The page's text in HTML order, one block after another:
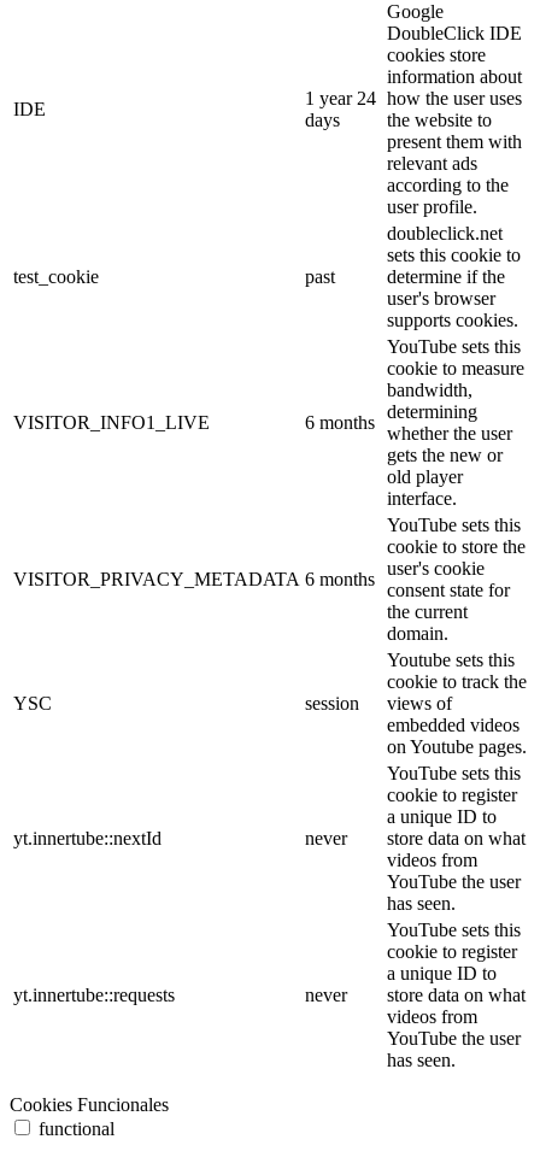
IDE
1 year 24
days
Google
DoubleClick IDE
cookies store
information about
how the user uses
the website to
present them with
relevant ads
according to the
user profile.
test_cookie past
doubleclick.net
sets this cookie to
determine if the
user's browser
supports cookies.
VISITOR_INFO1_LIVE 6 months
YouTube sets this
cookie to measure
bandwidth,
determining
whether the user
gets the new or
old player
interface.
VISITOR_PRIVACY_METADATA 6 months
YouTube sets this
cookie to store the
user's cookie
consent state for
the current
domain.
YSC session
Youtube sets this
cookie to track the
views of
embedded videos
on Youtube pages.
yt.innertube::nextId never
YouTube sets this
cookie to register
a unique ID to
store data on what
videos from
YouTube the user
has seen.
yt.innertube::requests never
YouTube sets this
cookie to register
a unique ID to
store data on what
videos from
YouTube the user
has seen.
Cookies Funcionales
functional